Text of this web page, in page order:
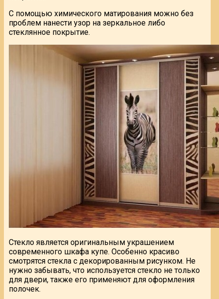
С помощью химического матирования можно без
проблем нанести узор на зеркальное либо
стеклянное покрытие.
Стекло является оригинальным украшением
современного шкафа купе. Особенно красиво
смотрятся стекла с декорированным рисунком. Не
нужно забывать, что используется стекло не только
для двери, также его применяют для оформления
полочек.